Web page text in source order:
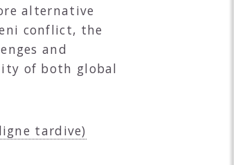
alternative
conflict, the
and
of both global
tardive)